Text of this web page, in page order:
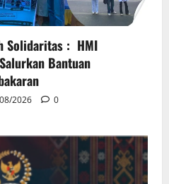
Solidaritas : HMI
Bantuan
2026 0